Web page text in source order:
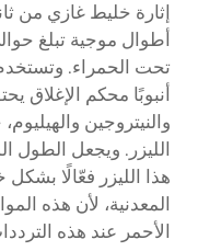
إثارة خليط غازي من
تحت الحمراء.
أنبوبًا محكم الإغلاق
والنيتروجين
هذا الليزر فعّالًا
المعدنية، لأن هذه
الأحمر عند هذه